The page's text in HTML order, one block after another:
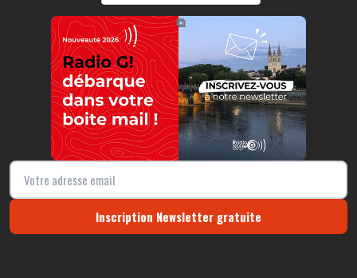
https://radio-g.fr?16888
⧉
Inscription Newsletter gratuite